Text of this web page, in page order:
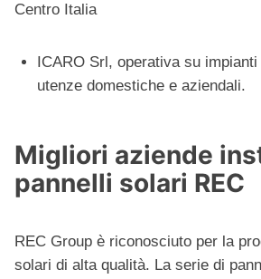
Centro Italia
ICARO Srl, operativa su
utenze domestiche e aziendali.
Migliori aziende
pannelli solari REC
REC Group è riconosciuto per la
solari di alta qualità. La serie di